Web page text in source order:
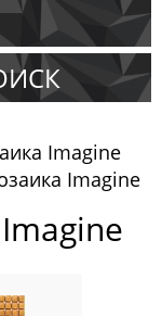
Imagine
Imagine